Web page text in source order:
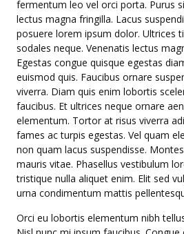
fermentum leo vel orci porta. Purus
lectus magna fringilla. Lacus
posuere lorem ipsum dolor. Ultrices
sodales neque. Venenatis lectus
Egestas congue quisque egestas
euismod quis. Faucibus ornare
viverra. Diam quis enim lobortis
faucibus. Et ultrices neque ornare
elementum. Tortor at risus viverra
fames ac turpis egestas. Vel quam
non quam lacus suspendisse.
mauris vitae. Phasellus vestibulum
tristique nulla aliquet enim. Elit sed
urna condimentum mattis
Orci eu lobortis elementum nibh